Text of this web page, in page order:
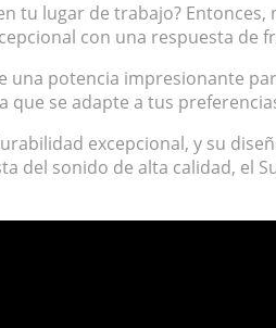
lugar de trabajo? Entonces,
con una respuesta de
una potencia impresionante
se adapte a tus
excepcional, y su
sonido de alta calidad, el